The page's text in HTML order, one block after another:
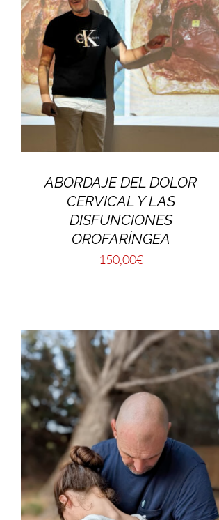
ABORDAJE DEL DOLOR
CERVICAL Y LAS
DISFUNCIONES
OROFARÍNGEA
150,00€